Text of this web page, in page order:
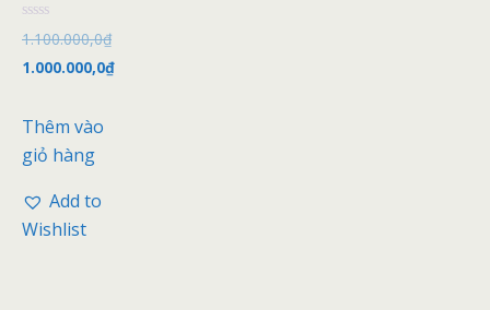
Đ
ư
ợ
c
p
h
n
5
a
1.100.000,0₫
1.000.000,0₫
Thêm vào
giỏ hàng
Add to
Wishlist